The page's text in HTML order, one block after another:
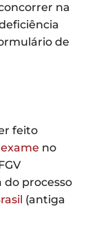
na
de
feito
no
do processo
(antiga